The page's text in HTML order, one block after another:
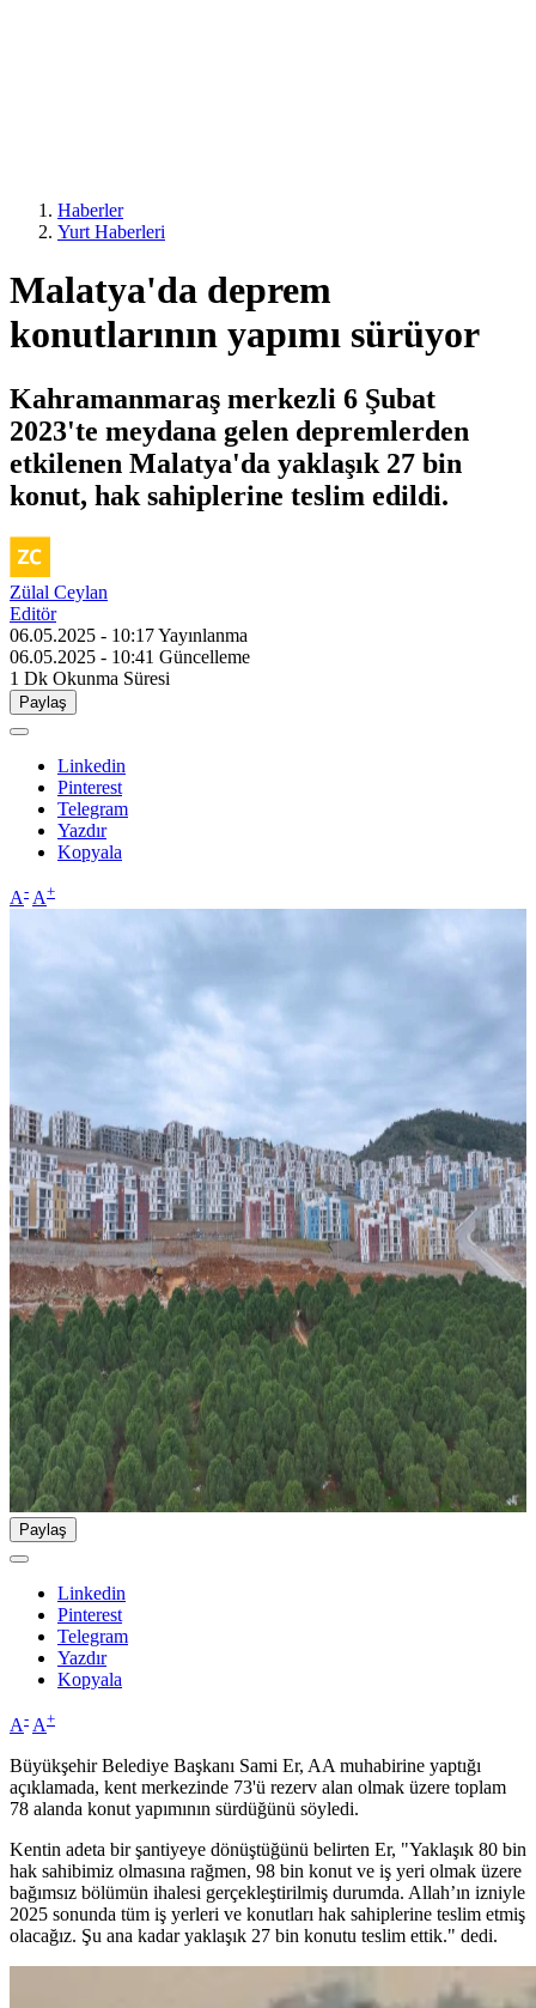
Haberler
Yurt Haberleri
Malatya'da deprem
konutlarının yapımı sürüyor
Kahramanmaraş merkezli 6 Şubat
2023'te meydana gelen depremlerden
etkilenen Malatya'da yaklaşık 27 bin
konut, hak sahiplerine teslim edildi.
Zülal Ceylan
Editör
06.05.2025 - 10:17Yayınlanma
06.05.2025 - 10:41 Güncelleme
1 Dk Okunma Süresi
Paylaş
Linkedin
Pinterest
Telegram
Yazdır
Kopyala
A- A+
Paylaş
Linkedin
Pinterest
Telegram
Yazdır
Kopyala
A- A+
Büyükşehir Belediye Başkanı Sami Er, AA muhabirine yaptığı
açıklamada, kent merkezinde 73'ü rezerv alan olmak üzere toplam
78 alanda konut yapımının sürdüğünü söyledi.
Kentin adeta bir şantiyeye dönüştüğünü belirten Er, "Yaklaşık 80 bin
hak sahibimiz olmasına rağmen, 98 bin konut ve iş yeri olmak üzere
bağımsız bölümün ihalesi gerçekleştirilmiş durumda. Allah’ın izniyle
2025 sonunda tüm iş yerleri ve konutları hak sahiplerine teslim etmiş
olacağız. Şu ana kadar yaklaşık 27 bin konutu teslim ettik." dedi.